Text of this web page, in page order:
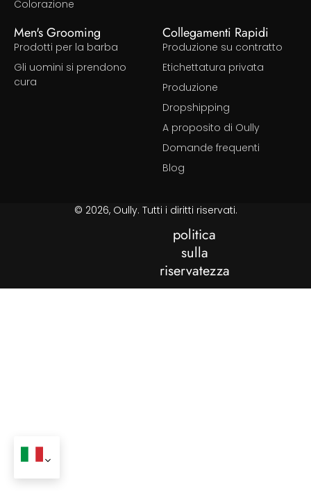
Colorazione
Men's Grooming
Prodotti per la barba
Gli uomini si prendono
cura
Collegamenti Rapidi
Produzione su contratto
Etichettatura privata
Produzione
Dropshipping
A proposito di Oully
Domande frequenti
Blog
© 2026, Oully. Tutti i diritti riservati.
politica
sulla
riservatezza